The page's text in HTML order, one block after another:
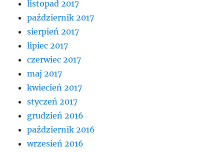
listopad 2017
październik 2017
sierpień 2017
lipiec 2017
czerwiec 2017
maj 2017
kwiecień 2017
styczeń 2017
grudzień 2016
październik 2016
wrzesień 2016